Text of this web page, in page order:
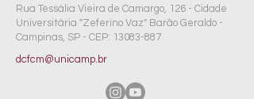
Rua Tessália Vieira de Camargo, 126 - Cidade
Universitária "Zeferino Vaz" Barão Geraldo -
Campinas, SP - CEP: 13083-887
dcfcm@unicamp.br